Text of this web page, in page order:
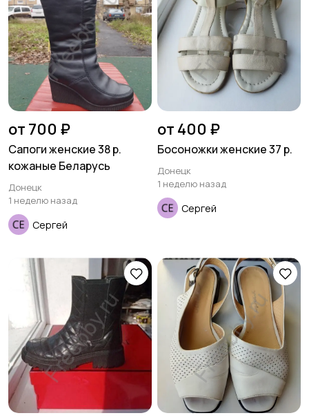
Трикотаж Спортивная одежда
Футболки и топы Штаны и шорты
Другая женская
одежда
от 700 ₽
Сапоги женские 38 р.
кожаные Беларусь
Донецк
1 неделю назад
Сергей
от 400 ₽
Босоножки женские 37 р.
Донецк
1 неделю назад
Сергей